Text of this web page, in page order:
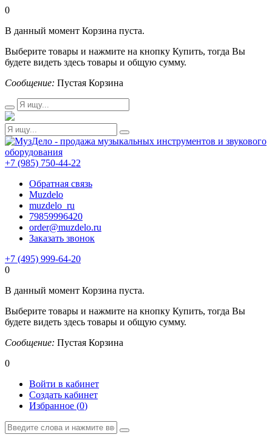
0
В данный момент Корзина пуста.
Выберите товары и нажмите на кнопку Купить, тогда Вы
будете видеть здесь товары и общую сумму.
Сообщение: Пустая Корзина
+7 (985) 750-44-22
Обратная связь
Muzdelo
muzdelo_ru
79859996420
order@muzdelo.ru
Заказать звонок
+7 (495) 999-64-20
0
В данный момент Корзина пуста.
Выберите товары и нажмите на кнопку Купить, тогда Вы
будете видеть здесь товары и общую сумму.
Сообщение: Пустая Корзина
0
Войти в кабинет
Создать кабинет
Избранное (0)